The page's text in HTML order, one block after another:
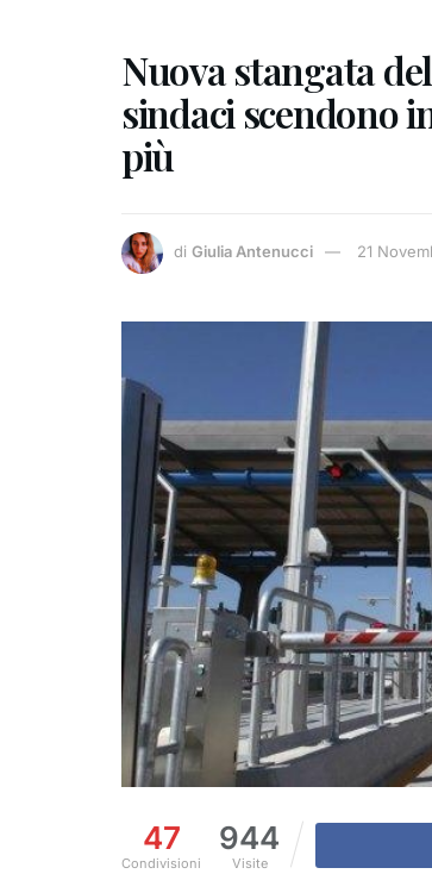
Nuova stangata
sindaci scendono
più
di Giulia Antenucci 21
47
Condivisioni
944
Visite